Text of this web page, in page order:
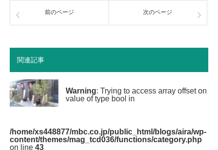
前のページ 次のページ
関連記事
Warning: Trying to access array offset on
value of type bool in
/home/xs448877/mbc.co.jp/public_html/blogs/aira/wp-
content/themes/mag_tcd036/functions/category.php
on line 43